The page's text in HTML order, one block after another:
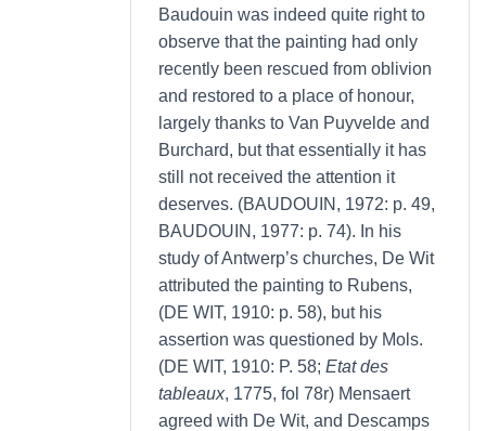
Baudouin was indeed quite right to
observe that the painting had only
recently been rescued from oblivion
and restored to a place of honour,
largely thanks to Van Puyvelde and
Burchard, but that essentially it has
still not received the attention it
deserves. (BAUDOUIN, 1972: p. 49,
BAUDOUIN, 1977: p. 74). In his
study of Antwerp’s churches, De Wit
attributed the painting to Rubens,
(DE WIT, 1910: p. 58), but his
assertion was questioned by Mols.
(DE WIT, 1910: P. 58; Etat des
tableaux, 1775, fol 78r) Mensaert
agreed with De Wit, and Descamps